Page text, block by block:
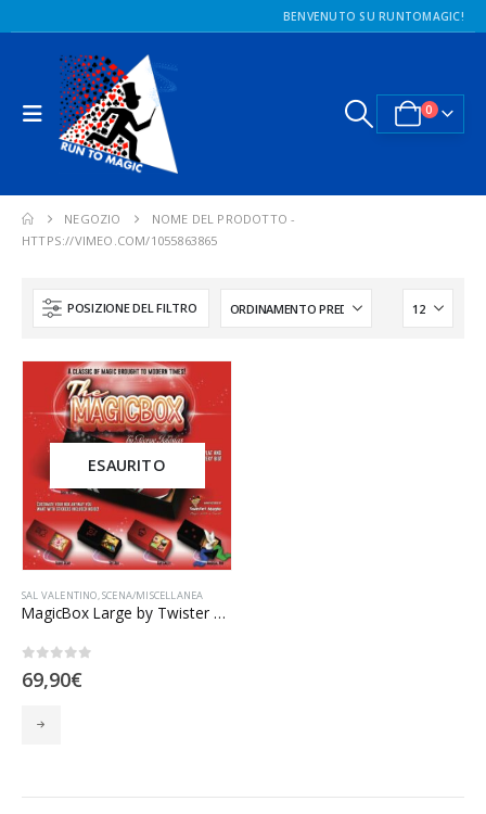
BENVENUTO SU RUNTOMAGIC!
0
NEGOZIO
NOME DEL PRODOTTO -
HTTPS://VIMEO.COM/1055863865
POSIZIONE DEL FILTRO
ESAURITO
SAL VALENTINO,SCENA/MISCELLANEA
MagicBox Large by Twister Magic (black)
69,90€